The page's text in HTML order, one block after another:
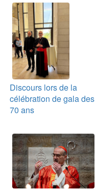
Discours lors de la
célébration de gala des
70 ans